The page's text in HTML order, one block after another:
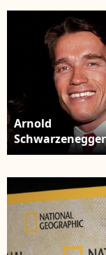
Arnold
Maria Shriver
officiellement
10 ans après
séparation
2011. Los
décembre 2021.